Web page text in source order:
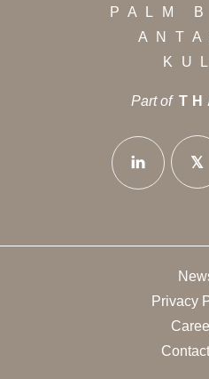
PALM
Part of
Privacy